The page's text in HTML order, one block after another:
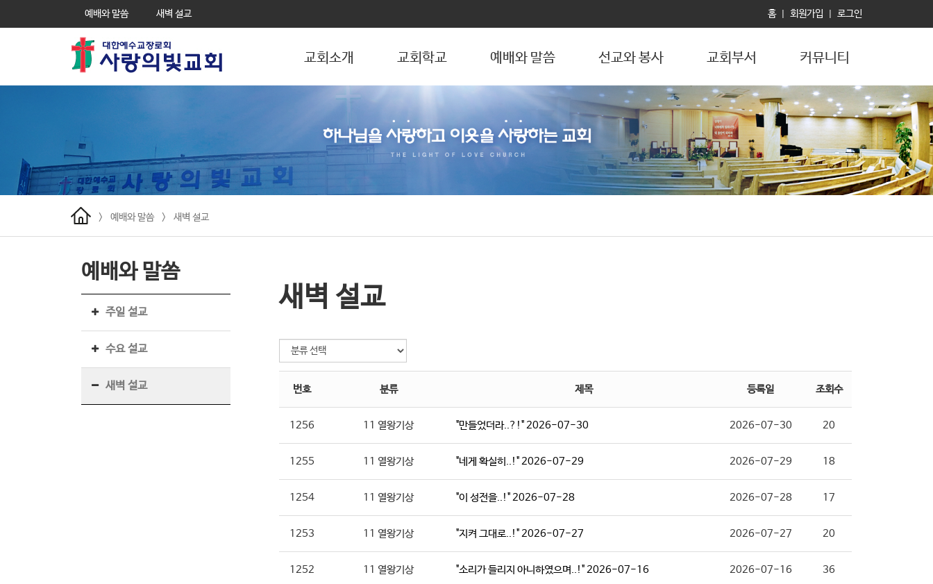
예배와 말씀 새벽 설교 홈 회원가입 로그인
교회소개 교회학교 예배와 말씀 선교와 봉사 교회부서 커뮤니티
> 예배와 말씀 > 새벽 설교
예배와 말씀
주일 설교
수요 설교
새벽 설교
새벽 설교
번호 분류 제목 등록일 조회수
1256 11 열왕기상 "만들었더라..?!" 2026-07-30 2026-07-30 20
1255 11 열왕기상 "네게 확실히..!" 2026-07-29 2026-07-29 18
1254 11 열왕기상 "이 성전을..!" 2026-07-28 2026-07-28 17
1253 11 열왕기상 "지켜 그대로..!" 2026-07-27 2026-07-27 20
1252 11 열왕기상 "소리가 들리지 아니하였으며..!" 2026-07-16 2026-07-16 36